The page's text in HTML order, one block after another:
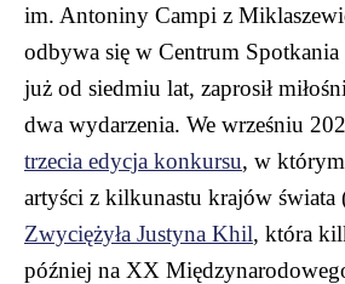
im. Antoniny Campi z
odbywa się w Centrum
już od siedmiu lat, zaprosił
dwa wydarzenia. We wrześniu
trzecia edycja konkursu, w
artyści z kilkunastu krajów świata
Zwyciężyła Justyna Khil, która
później na XX